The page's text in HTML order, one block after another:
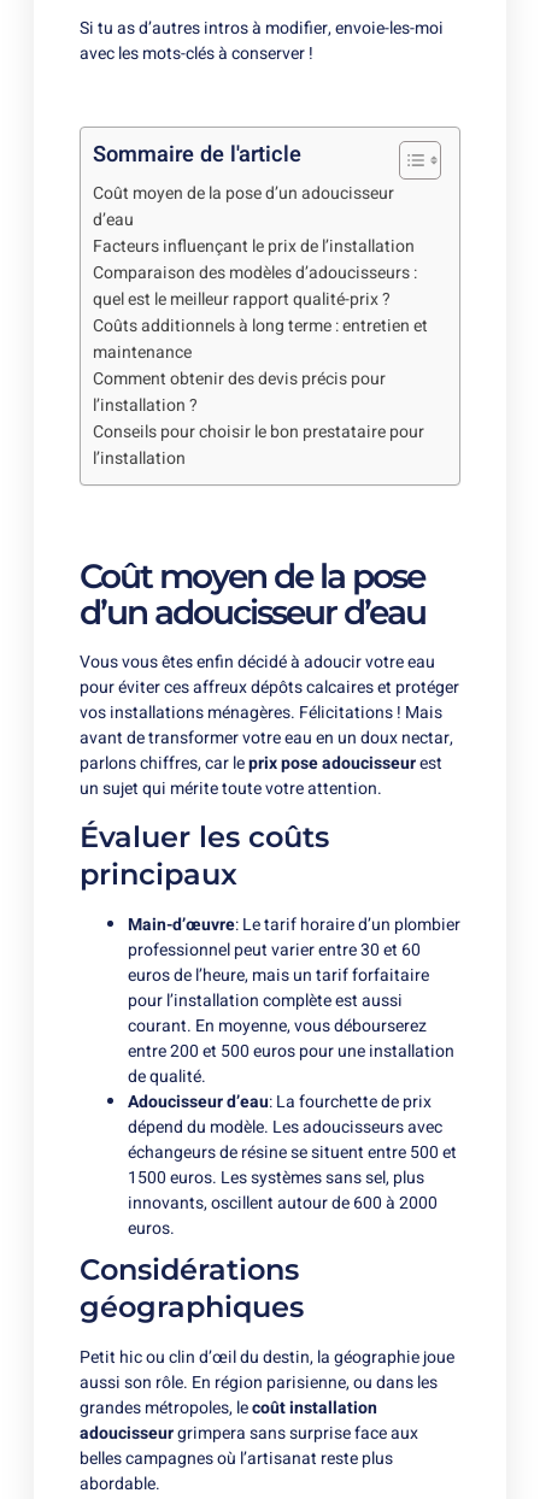
Si tu as d’autres intros à modifier, envoie-les-moi
avec les mots-clés à conserver !
Sommaire de l'article
Coût moyen de la pose d’un adoucisseur
d’eau
Facteurs influençant le prix de l’installation
Comparaison des modèles d’adoucisseurs :
quel est le meilleur rapport qualité-prix ?
Coûts additionnels à long terme : entretien et
maintenance
Comment obtenir des devis précis pour
l’installation ?
Conseils pour choisir le bon prestataire pour
l’installation
Coût moyen de la pose
d’un adoucisseur d’eau
Vous vous êtes enfin décidé à adoucir votre eau
pour éviter ces affreux dépôts calcaires et protéger
vos installations ménagères. Félicitations ! Mais
avant de transformer votre eau en un doux nectar,
parlons chiffres, car leprix pose adoucisseurest
un sujet qui mérite toute votre attention.
Évaluer les coûts
principaux
Main-d’œuvre: Le tarif horaire d’un plombier
professionnel peut varier entre 30 et 60
euros de l’heure, mais un tarif forfaitaire
pour l’installation complète est aussi
courant. En moyenne, vous débourserez
entre 200 et 500 euros pour une installation
de qualité.
Adoucisseur d’eau: La fourchette de prix
dépend du modèle. Les adoucisseurs avec
échangeurs de résine se situent entre 500 et
1500 euros. Les systèmes sans sel, plus
innovants, oscillent autour de 600 à 2000
euros.
Considérations
géographiques
Petit hic ou clin d’œil du destin, la géographie joue
aussi son rôle. En région parisienne, ou dans les
grandes métropoles, lecoût installation
adoucisseurgrimpera sans surprise face aux
belles campagnes où l’artisanat reste plus
abordable.